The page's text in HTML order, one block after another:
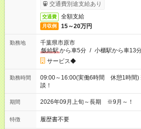
交通費別途支給あり
交通費 全額支給
月収例 15～20万円
勤務地
千葉県市原市
飯給駅から車5分 / 小櫃駅から車13
サービス◆
勤務時間
09:00～16:00(実働6時間 休憩1時間)
談！
期間 2026年09月上旬～長期 ※9月～！
特徴 履歴書不要